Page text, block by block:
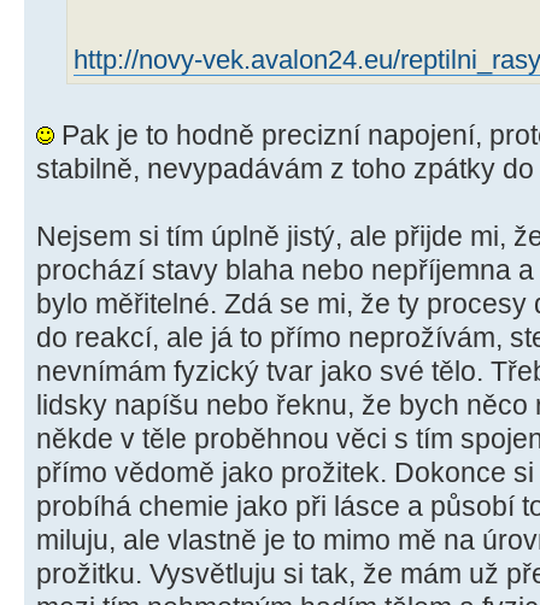
http://novy-vek.avalon24.eu/
Pak je to hodně precizní napojení,
stabilně, nevypadávám z toho zpátky
Nejsem si tím úplně jistý, ale přijde mi,
prochází stavy blaha nebo nepříjemna
bylo měřitelné. Zdá se mi, že ty
do reakcí, ale já to přímo neprožívám,
nevnímám fyzický tvar jako své tělo.
lidsky napíšu nebo řeknu, že bych
někde v těle proběhnou věci s tím
přímo vědomě jako prožitek. Dokonce
probíhá chemie jako při lásce a působí
miluju, ale vlastně je to mimo mě na
prožitku. Vysvětluju si tak, že mám už